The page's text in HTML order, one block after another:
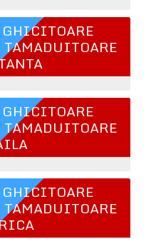
TAMADUITOARE
TAMADUITOARE
TAMADUITOARE